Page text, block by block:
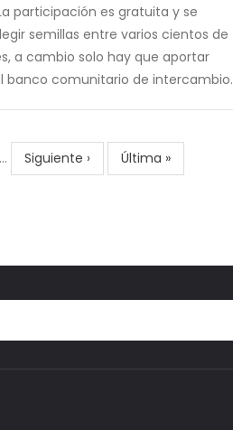
participación es gratuita y se
semillas entre varios cientos de
a cambio solo hay que aportar
banco comunitario de intercambio.
…
Next
page
Siguiente ›
Last
page
Última »